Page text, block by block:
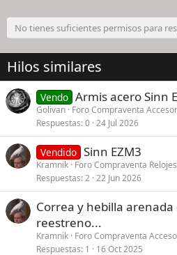
No tienes suficientes permisos para
Hilos similares
Vendo Armis acero Sinn
Golivan Foro Compraventa
Respuestas 0 24 Jul 2026
Vendido Sinn EZM3
Kramnik Foro Compraventa
Respuestas 2 22 Jun 2026
Correa y hebilla
reestreno...
Kramnik Foro Compraventa
Respuestas 1 16 Oct 2025